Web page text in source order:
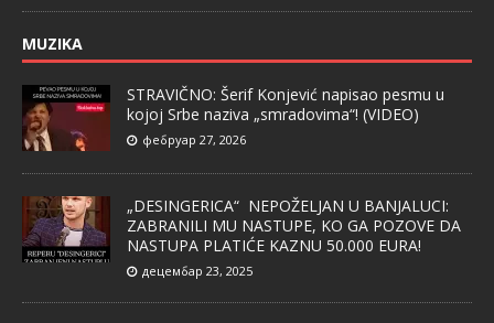
MUZIKA
STRAVIČNO: Šerif Konjević napisao pesmu u
kojoj Srbe naziva „smradovima“! (VIDEO)
фебруар 27, 2026
„DESINGERICA“ NEPOŽELJAN U BANJALUCI:
ZABRANILI MU NASTUPE, KO GA POZOVE DA
NASTUPA PLATIĆE KAZNU 50.000 EURA!
децембар 23, 2025